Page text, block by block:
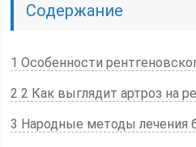
Содержание
1 Особенности
2 2 Как выглядит артроз на
3 Народные методы лечения